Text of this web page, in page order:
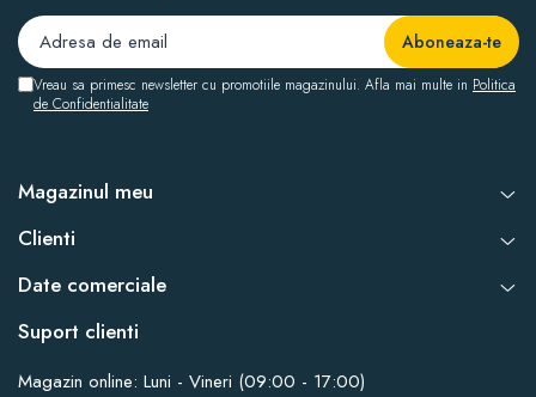
Vreau sa primesc newsletter cu promotiile magazinului. Afla mai multe in Politica
de Confidentialitate
Magazinul meu
Clienti
Date comerciale
Suport clienti
Magazin online: Luni - Vineri (09:00 - 17:00)